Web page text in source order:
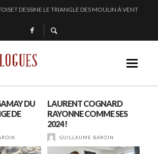
» : LA MAISON BICHOT REPOUSSE LES FRONTIÈRES DE
BILLAUD FAIT BRILLER 2024
GRUHIER, C’EST BULLE, BLANC, ROUGE !
DU
DE
LAURENT COGNARD
RAYONNE COMME SES
2024 !
GUILLAUME BAROIN